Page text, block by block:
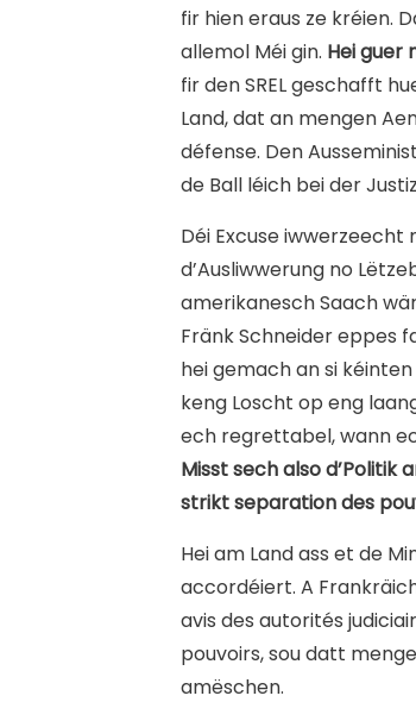
fir hien eraus ze kréien.
allemol Méi gin. Hei guer
fir den SREL geschafft
Land, dat an mengen
défense. Den
de Ball léich bei der
Déi Excuse
d’Ausliwwerung no
amerikanesch Saach
Fränk Schneider eppes
hei gemach an si
keng Loscht op eng
ech regrettabel, wann
Misst sech also
strikt separation des
Hei am Land ass et de
accordéiert. A
avis des autorités
pouvoirs, sou datt
amëschen.